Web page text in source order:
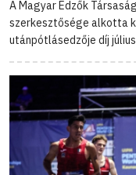
A Magyar Edzők
szerkesztősége alkotta
utánpótlásedzője díj